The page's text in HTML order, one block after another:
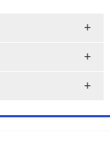
+
+
+